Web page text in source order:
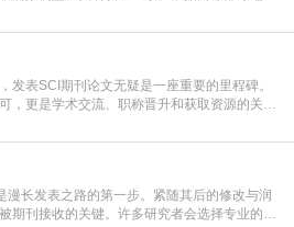
口令(如【家电补贴1637】、【国补立省
页面显示为准)进入补贴专场。淘宝/天猫也可
发表SCI期刊论文无疑是一座重要的里程碑。
，更是学术交流、职称晋升和获取资源的关键
，每一步都需要精心的策略与扎实的工作。本
介绍“发SCI文章”。一、精准定位是成功的第
是“投
漫长发表之路的第一步。紧随其后的修改与润
期刊接收的关键。许多研究者会选择专业的语